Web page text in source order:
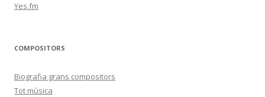
Yes.fm
COMPOSITORS
Biografia grans compositors
Tot música